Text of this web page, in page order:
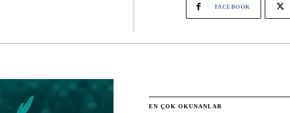
FACEBOOK
EN ÇOK OKUNANLAR